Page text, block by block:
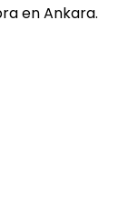
en Ankara.